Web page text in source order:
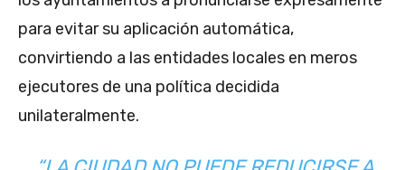
para evitar su aplicación automática,
convirtiendo a las entidades locales en meros
ejecutores de una política decidida
unilateralmente.